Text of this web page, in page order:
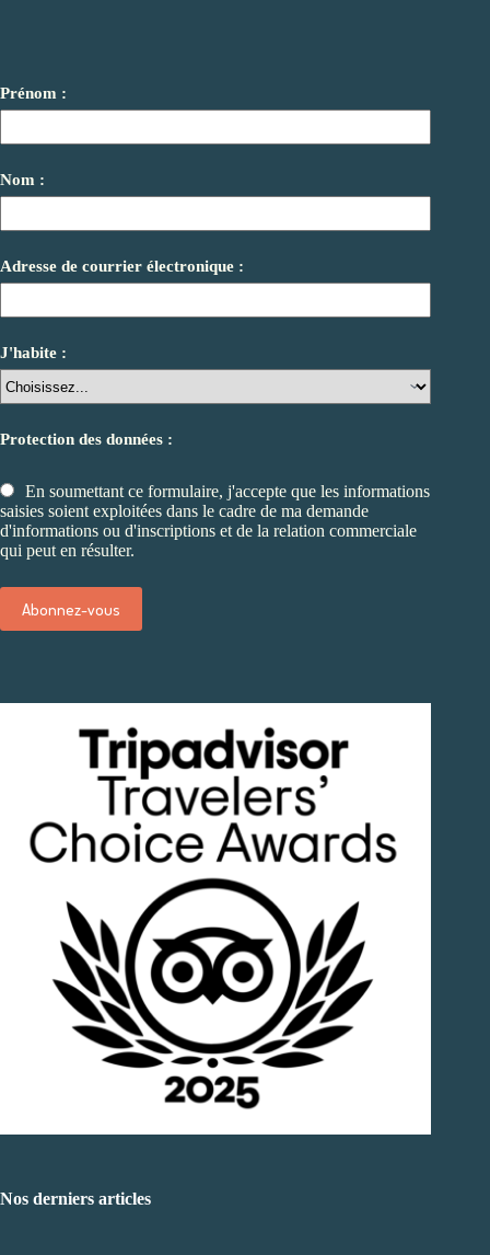
Prénom :
Nom :
Adresse de courrier électronique :
J'habite :
Protection des données :
En soumettant ce formulaire, j'accepte que les informations
saisies soient exploitées dans le cadre de ma demande
d'informations ou d'inscriptions et de la relation commerciale
qui peut en résulter.
Nos derniers articles